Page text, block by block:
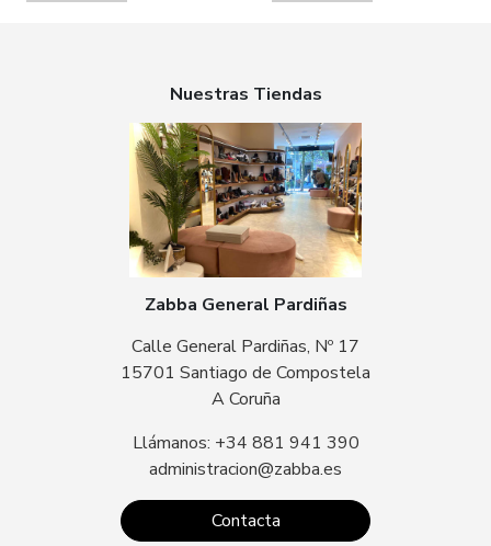
Nuestras Tiendas
Zabba General Pardiñas
Calle General Pardiñas, Nº 17
15701 Santiago de Compostela
A Coruña
Llámanos: +34 881 941 390
administracion@zabba.es
Contacta